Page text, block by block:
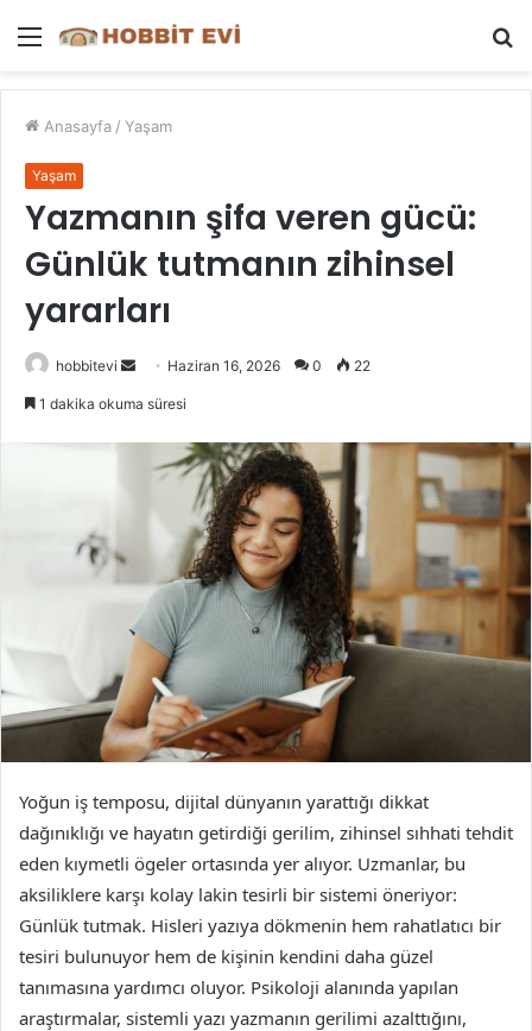
Menü
Anasayfa / Yaşam
Yaşam
Yazmanın şifa veren gücü:
Günlük tutmanın zihinsel
yararları
hobbitevi
Bir
göndermek
Haziran 16, 2026 0 22
1 dakika okuma süresi
Yoğun iş temposu, dijital dünyanın yarattığı dikkat
dağınıklığı ve hayatın getirdiği gerilim, zihinsel sıhhati tehdit
eden kıymetli ögeler ortasında yer alıyor. Uzmanlar, bu
aksiliklere karşı kolay lakin tesirli bir sistemi öneriyor:
Günlük tutmak. Hisleri yazıya dökmenin hem rahatlatıcı bir
tesiri bulunuyor hem de kişinin kendini daha güzel
tanımasına yardımcı oluyor. Psikoloji alanında yapılan
araştırmalar, sistemli yazı yazmanın gerilimi azalttığını,